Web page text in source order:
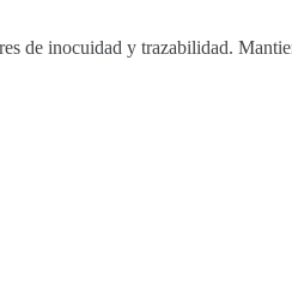
de inocuidad y trazabilidad.